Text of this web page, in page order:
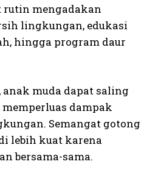
rutin mengadakan
lingkungan, edukasi
hingga program daur
muda dapat saling
dampak
Semangat gotong
lebih kuat karena
bersama-sama.